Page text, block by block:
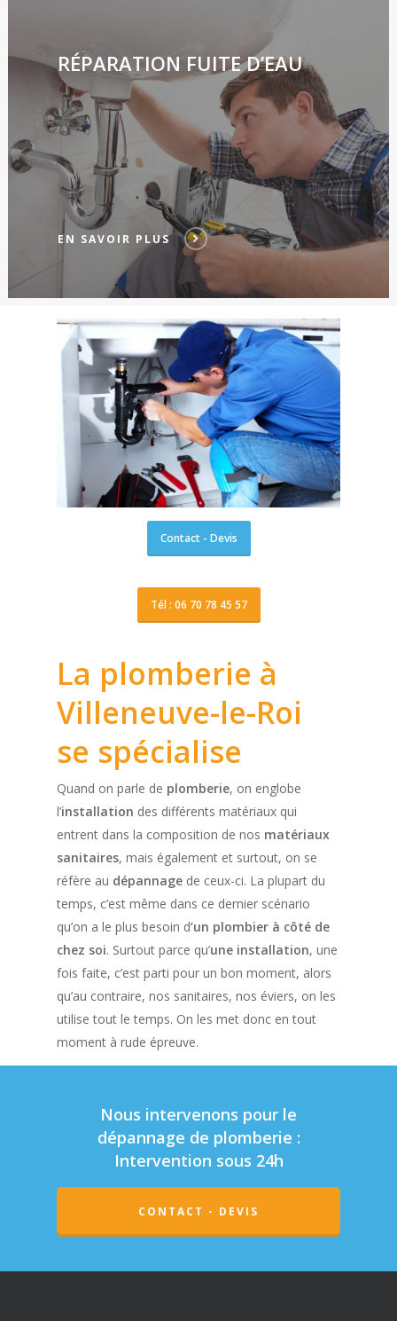
RÉPARATION FUITE D’EAU
EN SAVOIR PLUS
Contact - Devis
Tél : 06 70 78 45 57
La plomberie à
Villeneuve-le-Roi
se spécialise
Quand on parle de plomberie, on englobe
l’installation des différents matériaux qui
entrent dans la composition de nos matériaux
sanitaires, mais également et surtout, on se
réfère au dépannage de ceux-ci. La plupart du
temps, c’est même dans ce dernier scénario
qu’on a le plus besoin d’un plombier à côté de
chez soi. Surtout parce qu’une installation, une
fois faite, c’est parti pour un bon moment, alors
qu’au contraire, nos sanitaires, nos éviers, on les
utilise tout le temps. On les met donc en tout
moment à rude épreuve.
Nous intervenons pour le
dépannage de plomberie :
Intervention sous 24h
CONTACT - DEVIS